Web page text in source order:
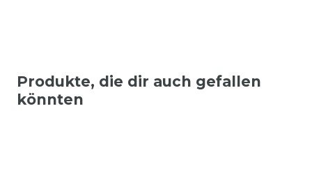
Produkte, die dir auch gefallen
könnten